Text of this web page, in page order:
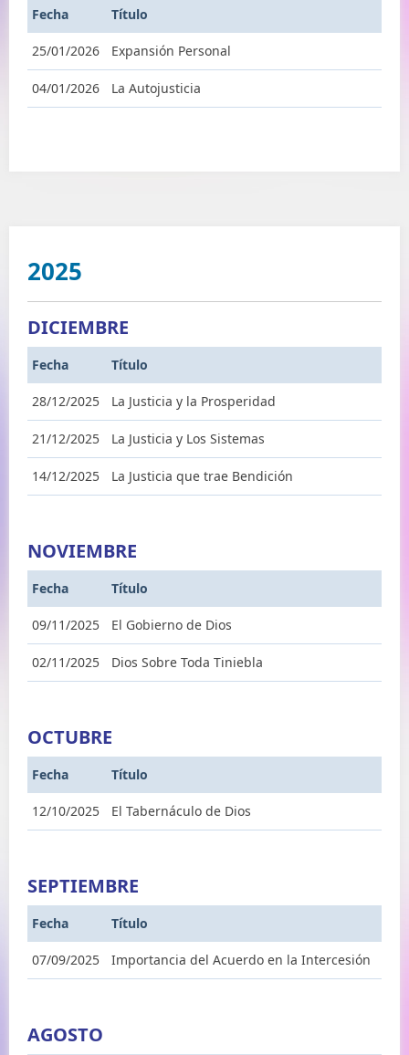
Fecha Título
25/01/2026 Expansión Personal
04/01/2026 La Autojusticia
2025
DICIEMBRE
Fecha Título
28/12/2025 La Justicia y la Prosperidad
21/12/2025 La Justicia y Los Sistemas
14/12/2025 La Justicia que trae Bendición
NOVIEMBRE
Fecha Título
09/11/2025 El Gobierno de Dios
02/11/2025 Dios Sobre Toda Tiniebla
OCTUBRE
Fecha Título
12/10/2025 El Tabernáculo de Dios
SEPTIEMBRE
Fecha Título
07/09/2025 Importancia del Acuerdo en la Intercesión
AGOSTO